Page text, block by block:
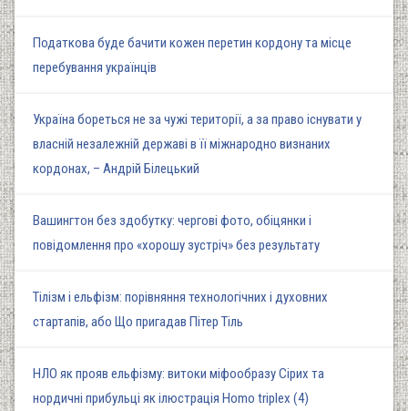
Податкова буде бачити кожен перетин кордону та місце
перебування українців
Україна бореться не за чужі території, а за право існувати у
власній незалежній державі в її міжнародно визнаних
кордонах, – Андрій Білецький
Вашингтон без здобутку: чергові фото, обіцянки і
повідомлення про «хорошу зустріч» без результату
Тілізм і ельфізм: порівняння технологічних і духовних
стартапів, або Що пригадав Пітер Тіль
НЛО як прояв ельфізму: витоки міфообразу Сірих та
нордичні прибульці як ілюстрація Homo triplex (4)